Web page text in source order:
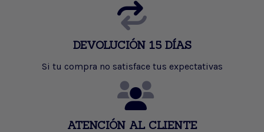
DEVOLUCIÓN 15 DÍAS
Si tu compra no satisface tus expectativas
ATENCIÓN AL CLIENTE